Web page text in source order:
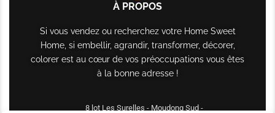
À PROPOS
Si vous vendez ou recherchez votre Home Sweet
Home, si embellir, agrandir, transformer, décorer,
colorer est au cœur de vos préoccupations vous êtes
à la bonne adresse !
8 lot Les Surelles - Moudong Sud -